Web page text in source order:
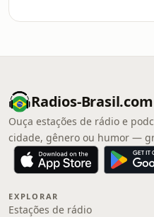
Radios-Brasil.com
Ouça estações de rádio e
cidade, gênero ou humor —
EXPLORAR
Estações de rádio